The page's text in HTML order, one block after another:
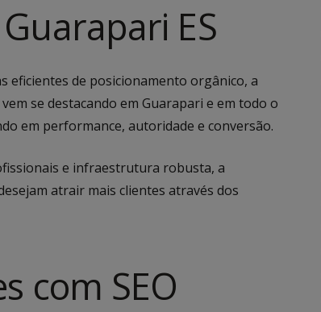
ES
eficientes de posicionamento orgânico, a
vem se destacando em Guarapari e em todo o
em performance, autoridade e conversão.
e infraestrutura robusta, a
atrair mais clientes através dos
com SEO